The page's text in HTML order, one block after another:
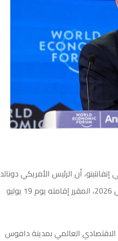
أن الرئيس الأمريكي دونالد
ترامب سيقوم بتسليم كأس العالم للمنتخب الفائز بلقب مونديال 2026، المقرر إقامته يوم 19 يوليو
العالمي بمدينة دافوس